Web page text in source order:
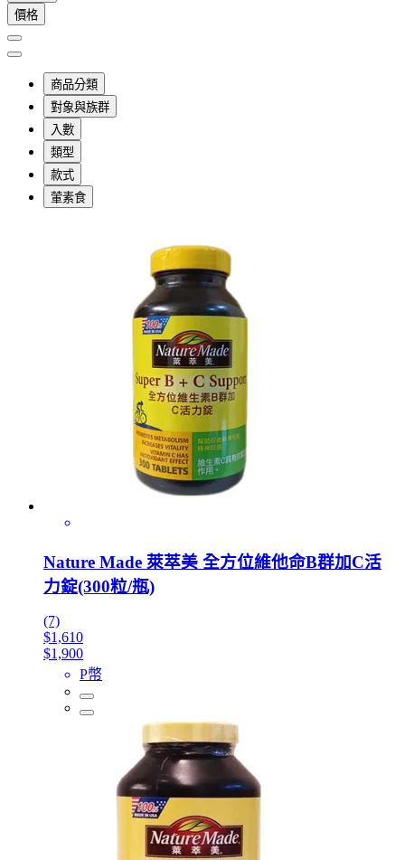
價格
商品分類
對象與族群
入數
類型
款式
葷素食
Nature Made 萊萃美 全方位維他命B群加C活
力錠(300粒/瓶)
(7)
$1,610
$1,900
P幣